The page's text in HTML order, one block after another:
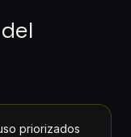
priorizados